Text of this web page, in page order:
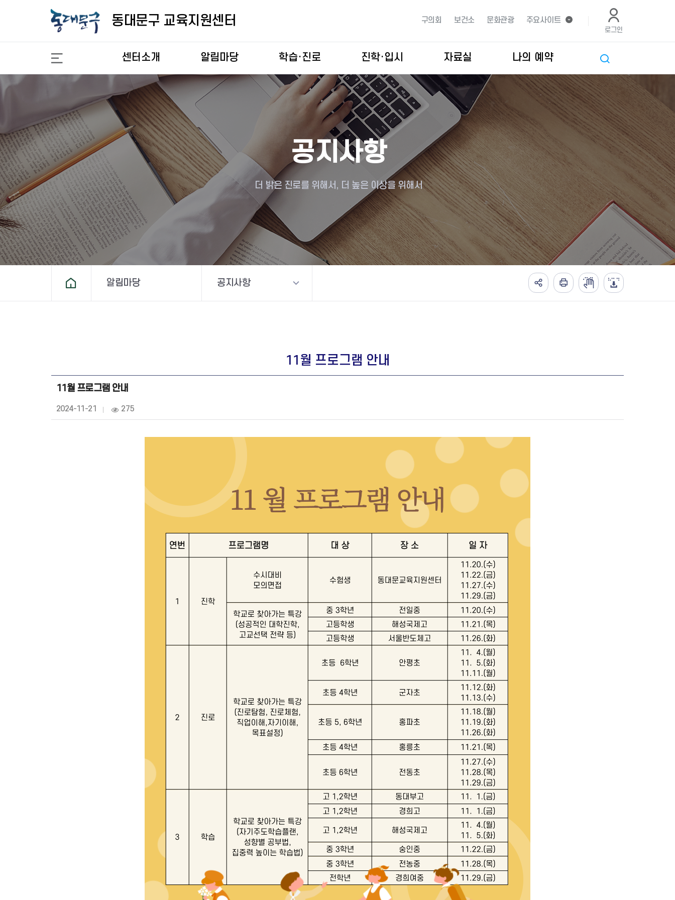
원
동대문구 교육지원센터 구의회 보건소 문화관광 주요사이트
로그인
센터소개 알림마당 학습·진로
1:1 학습코칭
1:1 독서코칭
방학캠프
학부모역량강화
진학·입시
1:1 맞춤 입시 · 면접 컨설팅
입학정보박람회
학부모 진학교실·입시설명회
자료실 나의 예약
공지사항
더 밝은 진로를 위해서, 더 높은 이상을 위해서
알림마당 공지사항
11월 프로그램 안내
11월 프로그램 안내
작
성
2024-11-21
조
회
275